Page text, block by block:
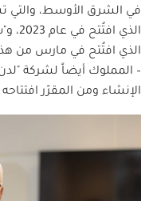
في الشرق الأوسط، والتي
الذي
الذي افتُتح في مارس من
– المملوك أيضاً لشركة "لدن
الإنشاء ومن المقرّر افتتاحه في